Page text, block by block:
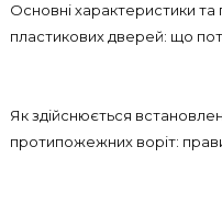
Основні характеристики та
пластикових дверей: що
Як здійснюється
протипожежних воріт: